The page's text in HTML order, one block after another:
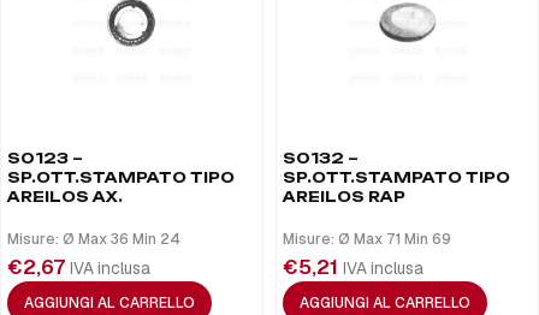
S0123 –
SP.OTT.STAMPATO TIPO
AREILOS AX.
Misure: Ø Max 36 Min 24
€2,67 IVA inclusa
AGGIUNGI AL CARRELLO
S0132 –
SP.OTT.STAMPATO TIPO
AREILOS RAP
Misure: Ø Max 71 Min 69
€5,21 IVA inclusa
AGGIUNGI AL CARRELLO